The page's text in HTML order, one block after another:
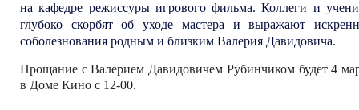
на кафедре режиссуры игрового фильма.Коллеги и
глубоко скорбят об уходе мастера и выражают
соболезнования родным и близким Валерия Давидовича.
Прощание с Валерием Давидовичем Рубинчиком будет 4
в Доме Кино с 12-00.